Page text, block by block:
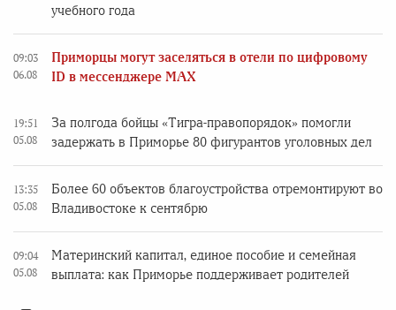
учебного года
09:03
06.08
Приморцы могут заселяться в отели по цифровому
ID в мессенджере MAX
19:51
05.08
За полгода бойцы «Тигра-правопорядок» помогли
задержать в Приморье 80 фигурантов уголовных дел
13:35
05.08
Более 60 объектов благоустройства отремонтируют во
Владивостоке к сентябрю
09:04
05.08
Материнский капитал, единое пособие и семейная
выплата: как Приморье поддерживает родителей